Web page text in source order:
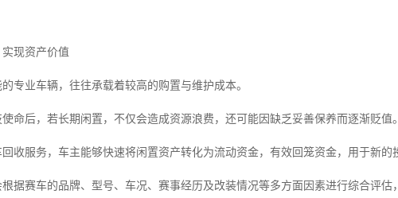
现资产价值
专业车辆，往往承载着较高的购置与维护成本。
命后，若长期闲置，不仅会造成资源浪费，还可能因缺乏妥善保养而逐渐贬值。
收服务，车主能够快速将闲置资产转化为流动资金，有效回笼资金，用于新的
根据赛车的品牌、型号、车况、赛事经历及改装情况等多方面因素进行综合评估